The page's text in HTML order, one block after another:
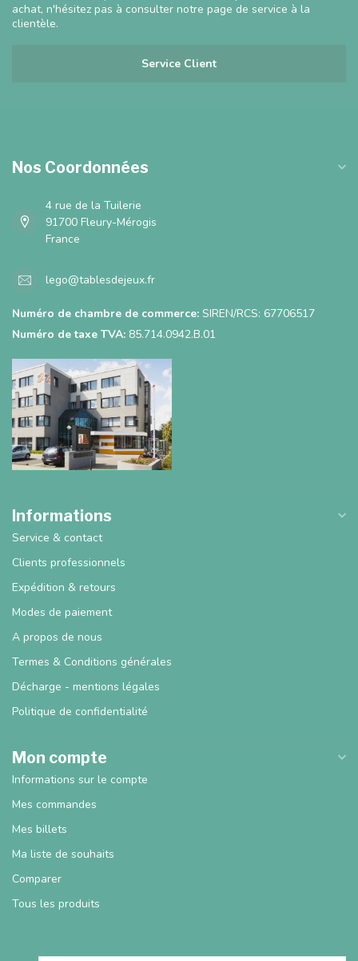
achat, n'hésitez pas à consulter notre page de service à la
clientèle.
Service Client
Nos Coordonnées
4 rue de la Tuilerie
91700 Fleury-Mérogis
France
lego@tablesdejeux.fr
Numéro de chambre de commerce: SIREN/RCS: 67706517
Numéro de taxe TVA: 85.714.0942.B.01
Informations
Service & contact
Clients professionnels
Expédition & retours
Modes de paiement
A propos de nous
Termes & Conditions générales
Décharge - mentions légales
Politique de confidentialité
Mon compte
Informations sur le compte
Mes commandes
Mes billets
Ma liste de souhaits
Comparer
Tous les produits